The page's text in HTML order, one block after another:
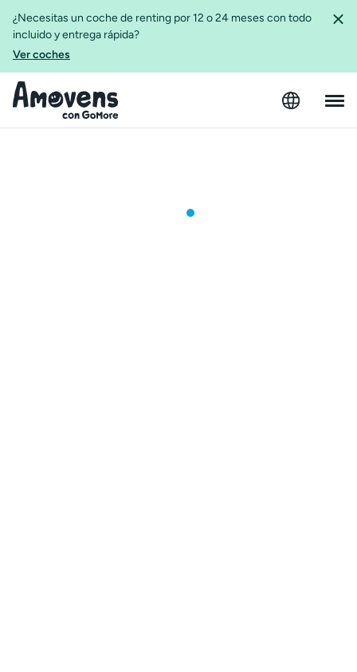
¿Necesitas un coche de renting por 12 o 24 meses con todo
incluido y entrega rápida?
Ver coches